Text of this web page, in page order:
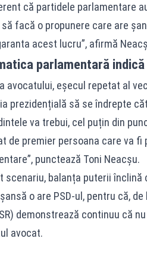
că partidele parlamentare
facă o propunere care are
acest lucru”, afirmă
parlamentară
avocatului, eșecul repetat al
prezidențială să se îndrepte
va trebui, cel puțin din
de premier persoana care va
punctează Toni Neacșu.
scenariu, balanța puterii
o are PSD-ul, pentru că,
demonstrează continuu că
avocat.